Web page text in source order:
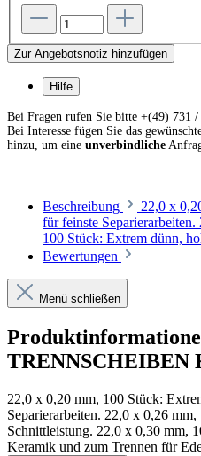
Zur Angebotsnotiz hinzufügen
Hilfe
Bei Fragen rufen Sie bitte +(49) 731
Bei Interesse fügen Sie das
hinzu, um eine unverbindliche
Beschreibung
22,0 x
für feinste
100 Stück: Extrem dünn,
Bewertungen
Menü schließen
TRENNSCHEIBEN
22,0 x 0,20 mm, 100 Stück:
Separierarbeiten. 22,0 x 0,26
Schnittleistung. 22,0 x 0,30 mm,
Keramik und zum Trennen für